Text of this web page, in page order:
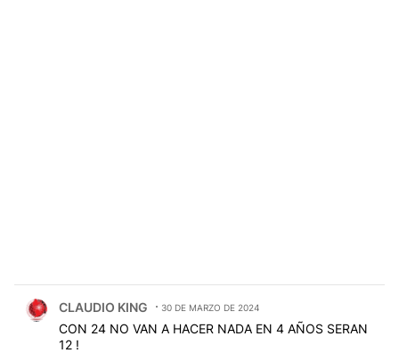
CLAUDIO KING 30 DE MARZO DE 2024
CON 24 NO VAN A HACER NADA EN 4 AÑOS SERAN
12 !